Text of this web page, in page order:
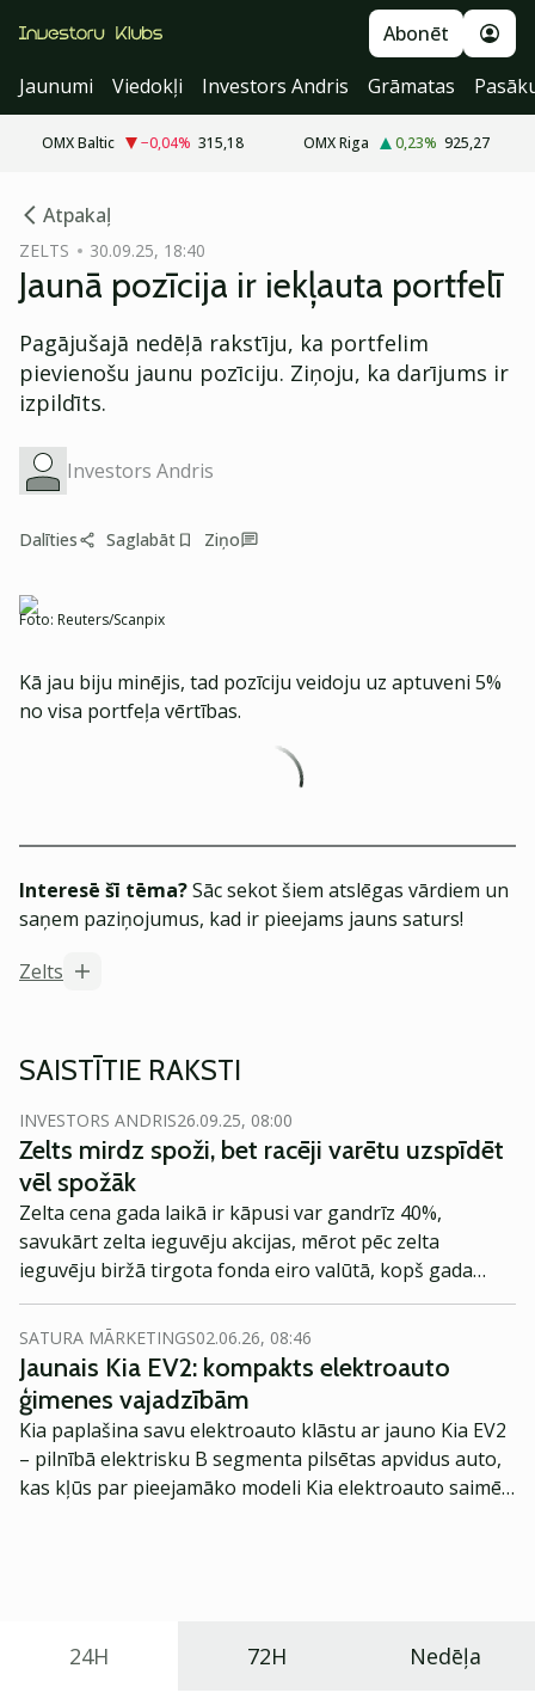
Abonēt
Jaunumi
Viedokļi Investors Andris Grāmatas
OMX Baltic −0,04% 315,18 OMX Riga 0,23% 925,27
Atpakaļ
ZELTS 30.09.25, 18:40
Jaunā pozīcija ir iekļauta portfelī
Pagājušajā nedēļā rakstīju, ka portfelim
pievienošu jaunu pozīciju. Ziņoju, ka darījums ir
izpildīts.
Investors Andris
Dalīties Saglabāt Ziņo
Foto: Reuters/Scanpix
Kā jau biju minējis, tad pozīciju veidoju uz aptuveni 5%
no visa portfeļa vērtības.
Interesē šī tēma?Sāc sekot šiem atslēgas vārdiem un
saņem paziņojumus, kad ir pieejams jauns saturs!
Zelts
SAISTĪTIE RAKSTI
INVESTORS ANDRIS26.09.25, 08:00
Zelts mirdz spoži, bet racēji varētu uzspīdēt
vēl spožāk
Zelta cena gada laikā ir kāpusi var gandrīz 40%,
savukārt zelta ieguvēju akcijas, mērot pēc zelta
ieguvēju biržā tirgota fonda eiro valūtā, kopš gada
sākuma ir pakāpušies par 85%. Kāpumi pamatīgi, bet,
manuprāt, ir vēl iespējas turpinājumam.
SATURA MĀRKETINGS02.06.26, 08:46
Jaunais Kia EV2: kompakts elektroauto
ģimenes vajadzībām
Kia paplašina savu elektroauto klāstu ar jauno Kia EV2
– pilnībā elektrisku B segmenta pilsētas apvidus auto,
kas kļūs par pieejamāko modeli Kia elektroauto saimē
24H 72H Nedēļa